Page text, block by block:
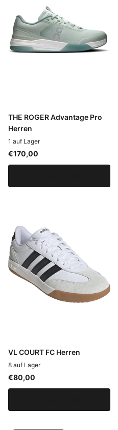
THE ROGER Advantage Pro
Herren
1 auf Lager
€170,00
VL COURT FC Herren
8 auf Lager
€80,00